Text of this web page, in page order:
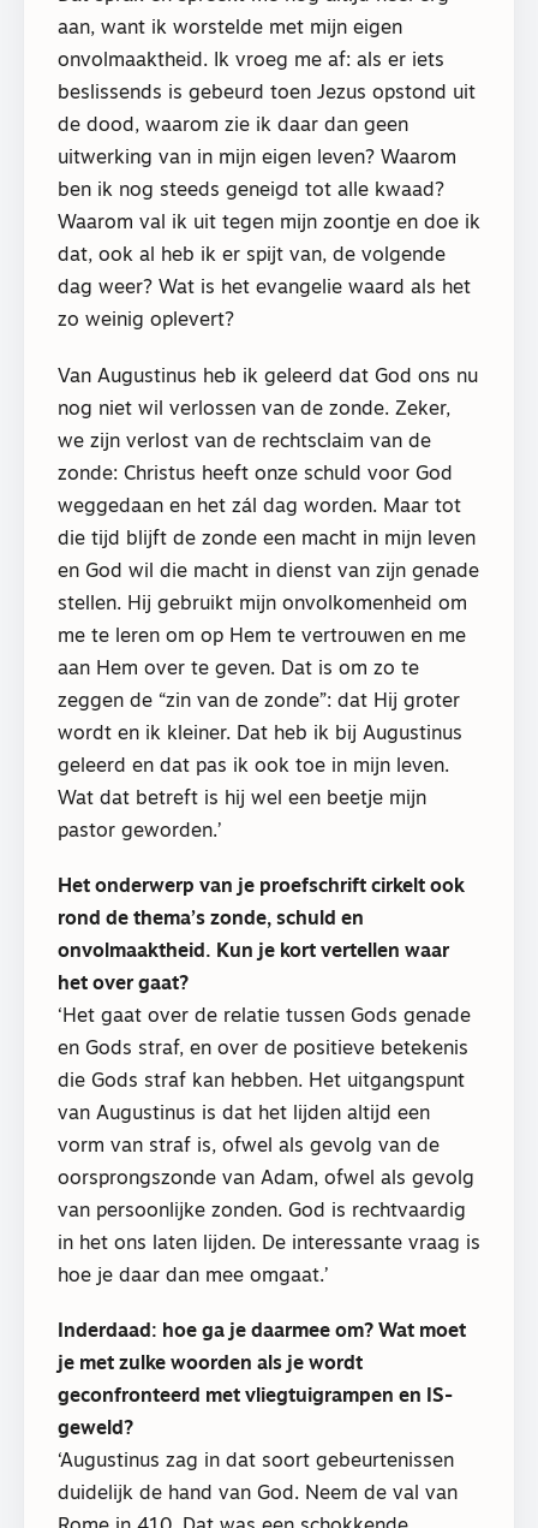
aan, want ik worstelde met mijn eigen
onvolmaaktheid. Ik vroeg me af: als er iets
beslissends is gebeurd toen Jezus opstond uit
de dood, waarom zie ik daar dan geen
uitwerking van in mijn eigen leven? Waarom
ben ik nog steeds geneigd tot alle kwaad?
Waarom val ik uit tegen mijn zoontje en doe ik
dat, ook al heb ik er spijt van, de volgende
dag weer? Wat is het evangelie waard als het
zo weinig oplevert?
Van Augustinus heb ik geleerd dat God ons nu
nog niet wil verlossen van de zonde. Zeker,
we zijn verlost van de rechtsclaim van de
zonde: Christus heeft onze schuld voor God
weggedaan en het zál dag worden. Maar tot
die tijd blijft de zonde een macht in mijn leven
en God wil die macht in dienst van zijn genade
stellen. Hij gebruikt mijn onvolkomenheid om
me te leren om op Hem te vertrouwen en me
aan Hem over te geven. Dat is om zo te
zeggen de “zin van de zonde”: dat Hij groter
wordt en ik kleiner. Dat heb ik bij Augustinus
geleerd en dat pas ik ook toe in mijn leven.
Wat dat betreft is hij wel een beetje mijn
pastor geworden.’
Het onderwerp van je proefschrift cirkelt ook
rond de thema’s zonde, schuld en
onvolmaaktheid. Kun je kort vertellen waar
het over gaat?
‘Het gaat over de relatie tussen Gods genade
en Gods straf, en over de positieve betekenis
die Gods straf kan hebben. Het uitgangspunt
van Augustinus is dat het lijden altijd een
vorm van straf is, ofwel als gevolg van de
oorsprongszonde van Adam, ofwel als gevolg
van persoonlijke zonden. God is rechtvaardig
in het ons laten lijden. De interessante vraag is
hoe je daar dan mee omgaat.’
Inderdaad: hoe ga je daarmee om? Wat moet
je met zulke woorden als je wordt
geconfronteerd met vliegtuigrampen en IS-
geweld?
‘Augustinus zag in dat soort gebeurtenissen
duidelijk de hand van God. Neem de val van